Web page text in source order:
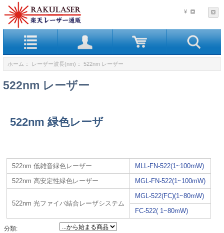
¥
ホーム :: レーザー波長(nm) :: 522nm レーザー
522nm レーザー
522nm 緑色レーザ
522nm 低雑音緑色レーザー
MLL-FN-522(1~100mW)
522nm 高安定性緑色レーザー
MGL-FN-522(1~100mW)
522nm 光ファイバ結合レーザシステム
MGL-522(FC)(1~80mW)
FC-522( 1~80mW)
分類: